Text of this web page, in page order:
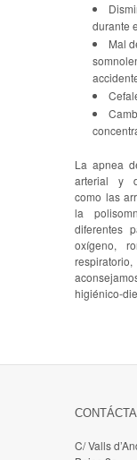
durante
Mal
La apnea
arterial y
como las
la
diferentes
oxígeno,
higiénico-
C/ Valls